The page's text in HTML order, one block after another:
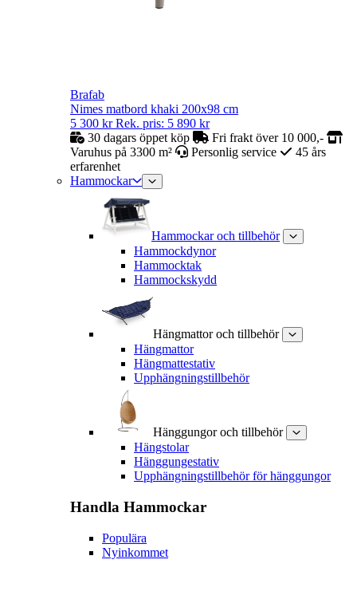
Brafab
Nimes matbord khaki 200x98 cm
5 300 kr Rek. pris: 5 890 kr
30 dagars öppet köp
Fri frakt över 10 000,-
Varuhus på 3300 m²
Personlig service
45 års
erfarenhet
Hammockar
Hammockar och tillbehör
Hammockdynor
Hammocktak
Hammockskydd
Hängmattor och tillbehör
Hängmattor
Hängmattestativ
Upphängningstillbehör
Hänggungor och tillbehör
Hängstolar
Hänggungestativ
Upphängningstillbehör för hänggungor
Handla Hammockar
Populära
Nyinkommet